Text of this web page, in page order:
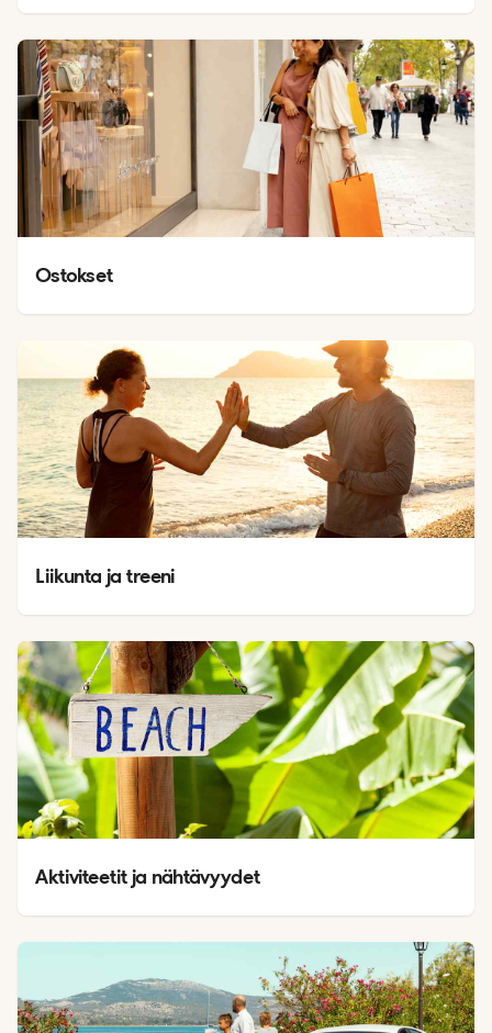
Ostokset
Liikunta ja treeni
Aktiviteetit ja nähtävyydet